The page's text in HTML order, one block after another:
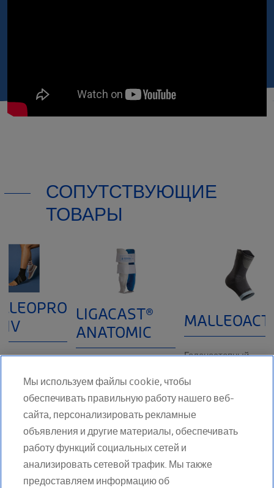
СОПУТСТВУЮЩИЕ
ТОВАРЫ
MalleoPro
02.
и
LIGACAST®
ANATOMIC
ОРТЕЗ
ГОЛЕНОСТОПНЫЙ
Основные
характеристики:
Жесткий пластиковый
ПОДРОБНЕЕ
Голеностопный
MalleoAction 2361 02
ПОКАЗАНИЯ
ПОДРОБНЕЕ
Мы используем файлы cookie, чтобы
обеспечивать правильную работу нашего веб-
сайта, персонализировать рекламные
объявления и другие материалы, обеспечивать
работу функций социальных сетей и
анализировать сетевой трафик. Мы также
предоставляем информацию об